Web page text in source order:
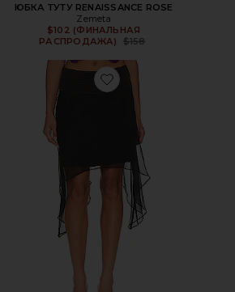
ЮБКА ТУТУ RENAISSANCE ROSE
Zemeta
$102 (ФИНАЛЬНАЯ
РАСПРОДАЖА)
Previous price:
$158
Favorite ЮБКА PINTUCK